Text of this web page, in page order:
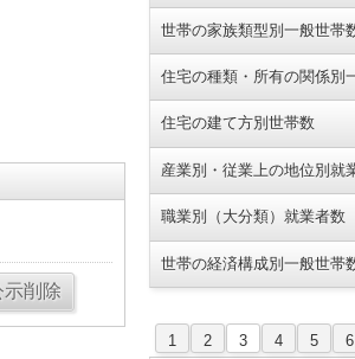
世帯の家族類型別一般世帯
住宅の種類・所有の関係別
住宅の建て方別世帯数
産業別・従業上の地位別就
職業別（大分類）就業者数
世帯の経済構成別一般世帯
1 2 3 4 5
6